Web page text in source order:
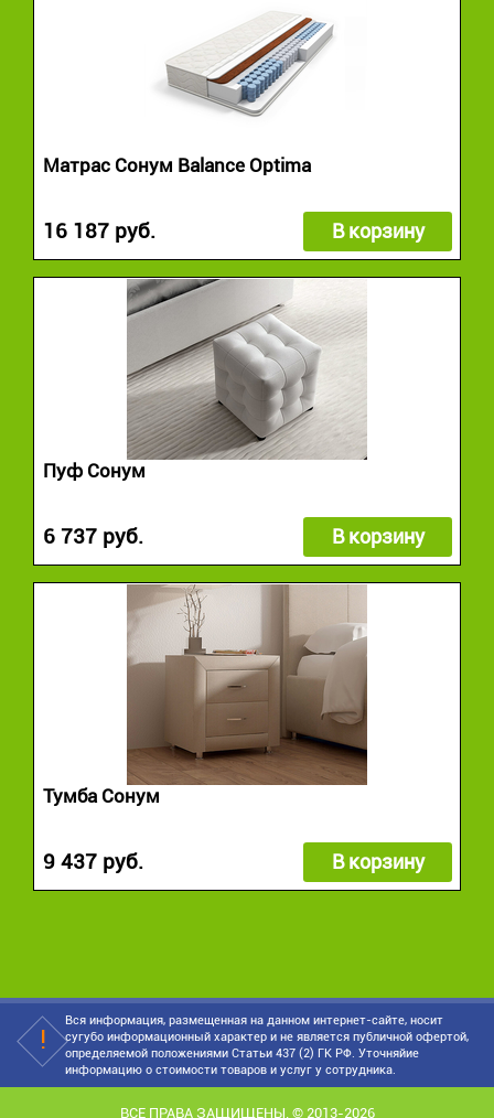
Матрас Сонум Balance Optima
16 187 руб. В корзину
Пуф Сонум
6 737 руб. В корзину
Тумба Сонум
9 437 руб. В корзину
Вся информация, размещенная на данном интернет-сайте, носит
сугубо информационный характер и не является публичной офертой,
определяемой положениями Статьи 437 (2) ГК РФ. Уточняйие
информацию о стоимости товаров и услуг у сотрудника.
ВСЕ ПРАВА ЗАЩИЩЕНЫ. © 2013-2026